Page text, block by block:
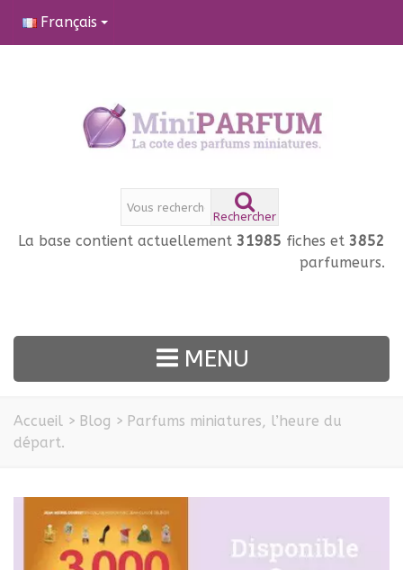
Français
Rechercher
La base contient actuellement 31985 fiches et 3852
parfumeurs.
MENU
Accueil > Blog > Parfums miniatures, l’heure du
départ.